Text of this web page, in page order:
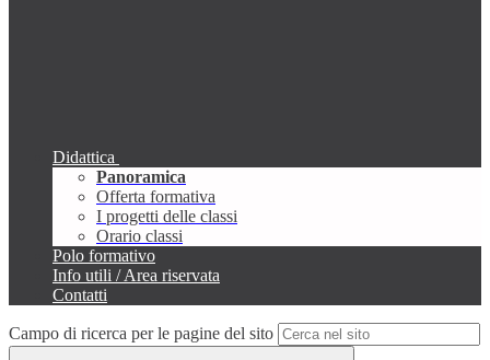
Didattica
Panoramica
Offerta formativa
I progetti delle classi
Orario classi
Polo formativo
Info utili / Area riservata
Contatti
Campo di ricerca per le pagine del sito